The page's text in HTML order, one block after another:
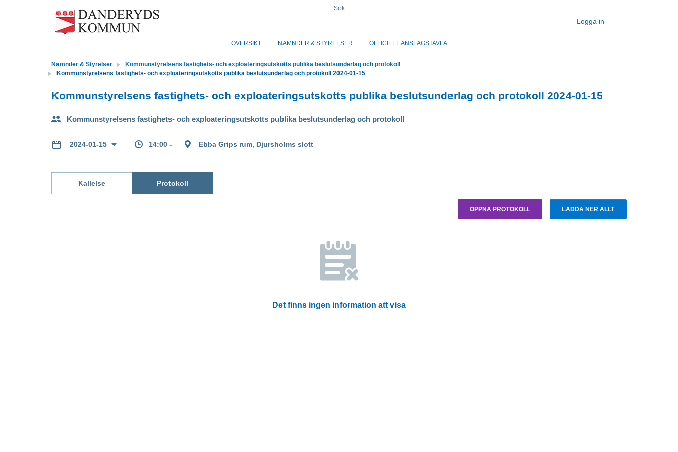
Sök
Logga in
ÖVERSIKT NÄMNDER & STYRELSER OFFICIELL ANSLAGSTAVLA
Nämnder & Styrelser
Kommunstyrelsens fastighets- och exploateringsutskotts publika beslutsunderlag och protokoll
Kommunstyrelsens fastighets- och exploateringsutskotts publika beslutsunderlag och protokoll 2024-01-15
Kommunstyrelsens fastighets- och exploateringsutskotts publika beslutsunderlag och protokoll 2024-01-15
Kommunstyrelsens fastighets- och exploateringsutskotts publika beslutsunderlag och protokoll
2024-01-15 14:00 - Ebba Grips rum, Djursholms slott
Kallelse Protokoll
ÖPPNA PROTOKOLL LADDA NER ALLT
Det finns ingen information att visa